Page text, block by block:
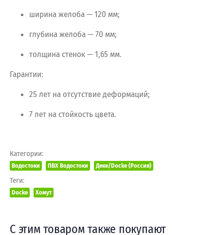
ширинажелоба— 120 мм;
глубинажелоба— 70 мм;
толщина стенок— 1,65 мм.
Гарантии:
25 лет на отсутствиедеформаций;
7лет на стойкость цвета.
Категории:
Водостоки ПВХ Водостоки Деке/Docke (Россия)
Теги:
Docke Хомут
С этим товаром также покупают